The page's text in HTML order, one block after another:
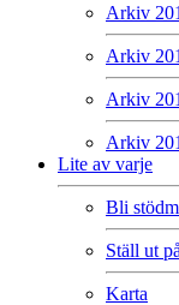
Arkiv
Arkiv
Arkiv
Arkiv
Lite av varje
Bli
Ställ ut
Karta